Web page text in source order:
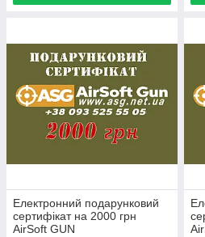
Електронний подарунковий
сертифікат на 2000 грн
AirSoft GUN